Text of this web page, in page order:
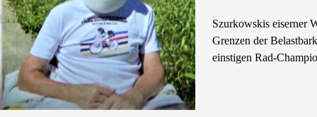
Szurkowskis eiserner
Grenzen der
einstigen Rad-